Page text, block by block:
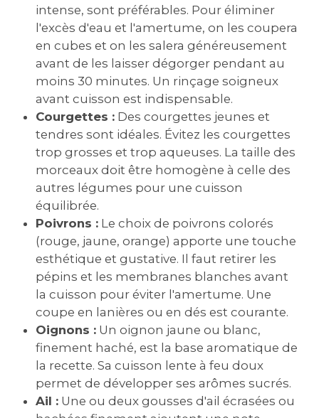
intense‚ sont préférables. Pour éliminer
l'excès d'eau et l'amertume‚ on les coupera
en cubes et on les salera généreusement
avant de les laisser dégorger pendant au
moins 30 minutes. Un rinçage soigneux
avant cuisson est indispensable.
Courgettes : Des courgettes jeunes et
tendres sont idéales. Évitez les courgettes
trop grosses et trop aqueuses. La taille des
morceaux doit être homogène à celle des
autres légumes pour une cuisson
équilibrée.
Poivrons : Le choix de poivrons colorés
(rouge‚ jaune‚ orange) apporte une touche
esthétique et gustative. Il faut retirer les
pépins et les membranes blanches avant
la cuisson pour éviter l'amertume. Une
coupe en lanières ou en dés est courante.
Oignons : Un oignon jaune ou blanc‚
finement haché‚ est la base aromatique de
la recette. Sa cuisson lente à feu doux
permet de développer ses arômes sucrés.
Ail : Une ou deux gousses d'ail écrasées ou